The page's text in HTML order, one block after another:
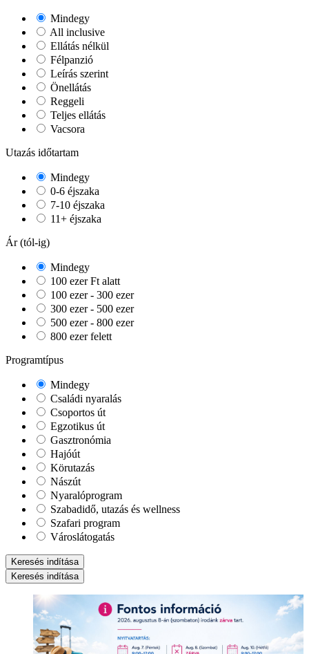
Mindegy
All inclusive
Ellátás nélkül
Félpanzió
Leírás szerint
Önellátás
Reggeli
Teljes ellátás
Vacsora
Utazás időtartam
Mindegy
0-6 éjszaka
7-10 éjszaka
11+ éjszaka
Ár (tól-ig)
Mindegy
100 ezer Ft alatt
100 ezer - 300 ezer
300 ezer - 500 ezer
500 ezer - 800 ezer
800 ezer felett
Programtípus
Mindegy
Családi nyaralás
Csoportos út
Egzotikus út
Gasztronómia
Hajóút
Körutazás
Nászút
Nyaralóprogram
Szabadidő, utazás és wellness
Szafari program
Városlátogatás
Keresés indítása
Keresés indítása